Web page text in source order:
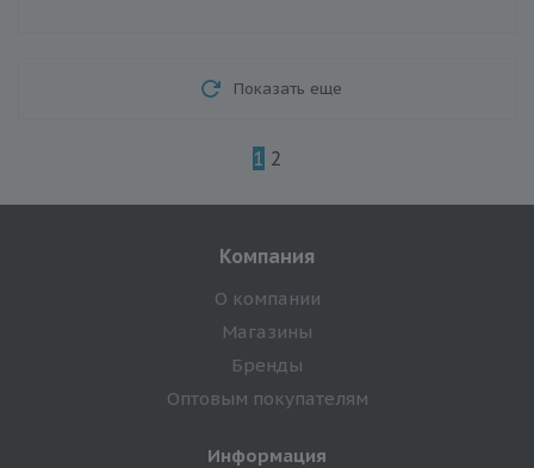
Показать еще
1 2
Компания
О компании
Магазины
Бренды
Оптовым покупателям
Информация